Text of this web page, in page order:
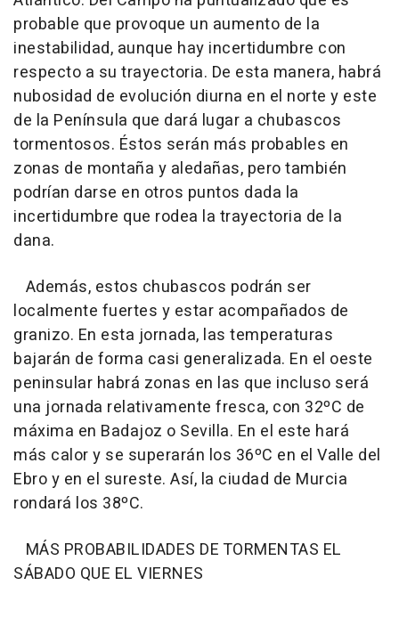
probable que provoque un aumento de la
inestabilidad, aunque hay incertidumbre con
respecto a su trayectoria. De esta manera, habrá
nubosidad de evolución diurna en el norte y este
de la Península que dará lugar a chubascos
tormentosos. Éstos serán más probables en
zonas de montaña y aledañas, pero también
podrían darse en otros puntos dada la
incertidumbre que rodea la trayectoria de la
dana.
Además, estos chubascos podrán ser
localmente fuertes y estar acompañados de
granizo. En esta jornada, las temperaturas
bajarán de forma casi generalizada. En el oeste
peninsular habrá zonas en las que incluso será
una jornada relativamente fresca, con 32ºC de
máxima en Badajoz o Sevilla. En el este hará
más calor y se superarán los 36ºC en el Valle del
Ebro y en el sureste. Así, la ciudad de Murcia
rondará los 38ºC.
MÁS PROBABILIDADES DE TORMENTAS EL
SÁBADO QUE EL VIERNES